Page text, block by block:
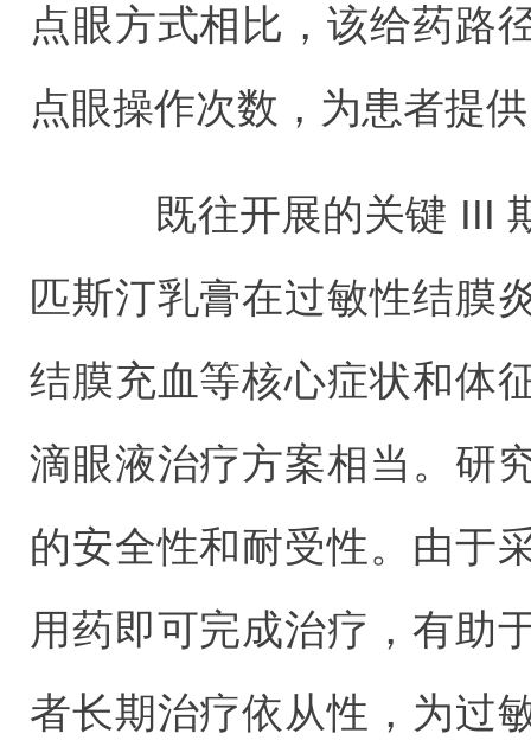
点眼方式相比，该给药路
点眼操作次数，为患者提
既往开展的关键 III
匹斯汀乳膏在过敏性结膜
结膜充血等核心症状和体
滴眼液治疗方案相当。研
的安全性和耐受性。由于
用药即可完成治疗，有助
者长期治疗依从性，为过